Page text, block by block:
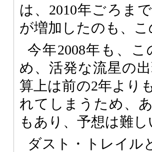
は、2010年ごろま
が増加したのも、
今年2008年も、
め、活発な流星の
算上は前の2年より
れてしまうため、
もあり、予想は難
ダスト・トレイル